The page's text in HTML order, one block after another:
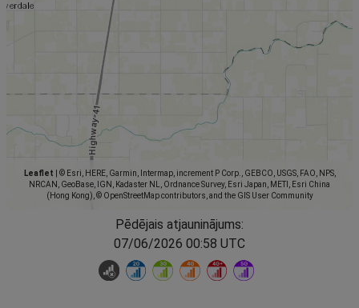
Leaflet
© Esri, HERE, Garmin, Intermap, increment P Corp., GEBCO, USGS, FAO, NPS,
NRCAN, GeoBase, IGN, Kadaster NL, Ordnance Survey, Esri Japan, METI, Esri China
(Hong Kong), © OpenStreetMap contributors, and the GIS User Community
Pēdējais atjauninājums:
07/06/2026 00:58 UTC